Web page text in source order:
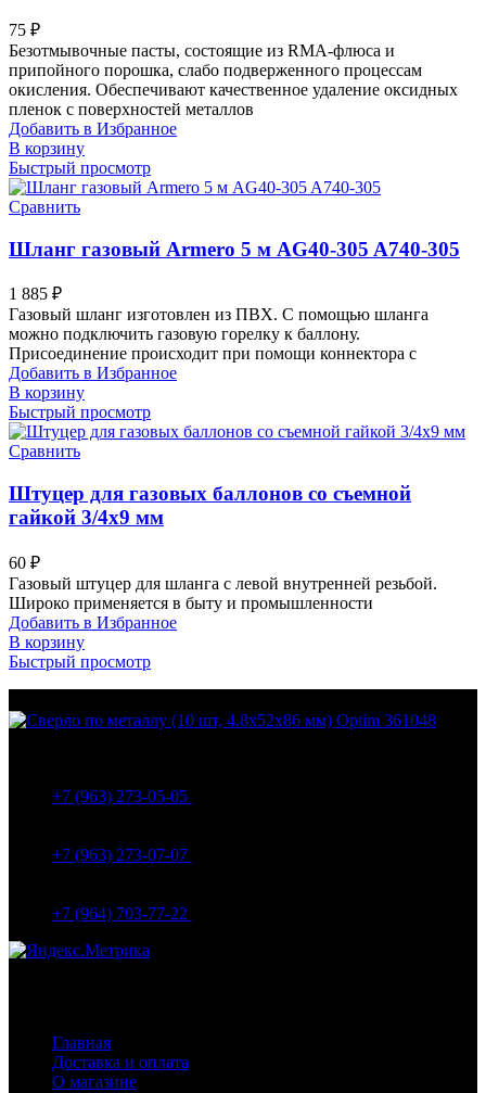
75 ₽
Безотмывочные пасты, состоящие из RMA-флюса и
припойного порошка, слабо подверженного процессам
окисления. Обеспечивают качественное удаление оксидных
пленок с поверхностей металлов
Добавить в Избранное
В корзину
Быстрый просмотр
Сравнить
Шланг газовый Armero 5 м AG40-305 A740-305
1 885 ₽
Газовый шланг изготовлен из ПВХ. С помощью шланга
можно подключить газовую горелку к баллону.
Присоединение происходит при помощи коннектора с
Добавить в Избранное
В корзину
Быстрый просмотр
Сравнить
Штуцер для газовых баллонов со съемной
гайкой 3/4х9 мм
60 ₽
Газовый штуцер для шланга с левой внутренней резьбой.
Широко применяется в быту и промышленности
Добавить в Избранное
В корзину
Быстрый просмотр
+7 (963) 273-05-05
+7 (963) 273-07-07
+7 (964) 703-77-22
Главная
Доставка и оплата
О магазине